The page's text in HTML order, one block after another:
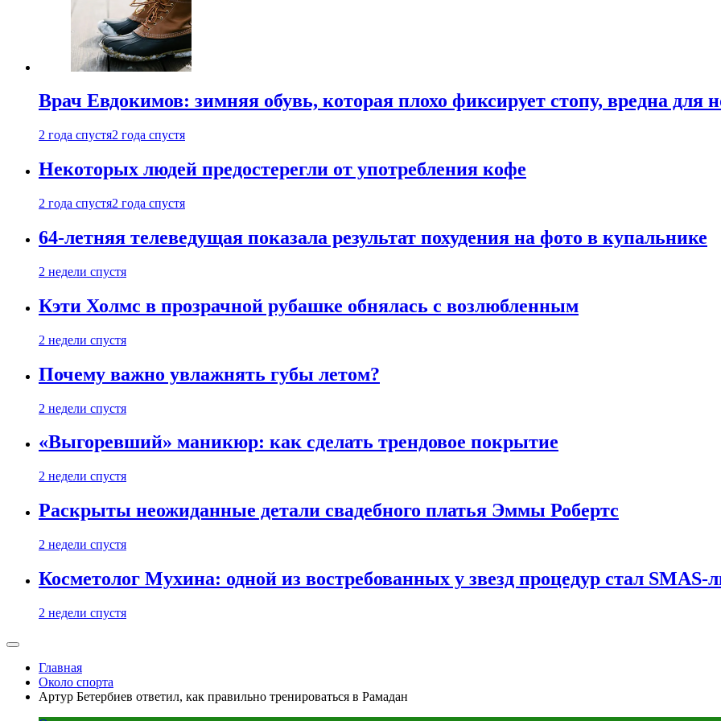
Врач Евдокимов: зимняя обувь, которая плохо фиксирует стопу, вредна для
2 года спустя2 года спустя
Некоторых людей предостерегли от употребления кофе
2 года спустя2 года спустя
64-летняя телеведущая показала результат похудения на фото в купальнике
2 недели спустя
Кэти Холмс в прозрачной рубашке обнялась с возлюбленным
2 недели спустя
Почему важно увлажнять губы летом?
2 недели спустя
«Выгоревший» маникюр: как сделать трендовое покрытие
2 недели спустя
Раскрыты неожиданные детали свадебного платья Эммы Робертс
2 недели спустя
Косметолог Мухина: одной из востребованных у звезд процедур стал SMAS-
2 недели спустя
Главная
Около спорта
Артур Бетербиев ответил, как правильно тренироваться в Рамадан